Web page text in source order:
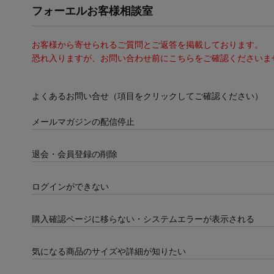
フォーエルお客様相談室
お客様から寄せられるご質問とご返答を掲載しております。
恐れ入りますが、お問い合わせ前にこちらをご確認くださいま
よくあるお問い合せ（項目をクリックしてご確認ください）
メールマガジンの配信停止
退会・会員登録の削除
ログインができない
購入確認ページに移らない・システムエラーが表示される
気になる商品のサイズや詳細が知りたい